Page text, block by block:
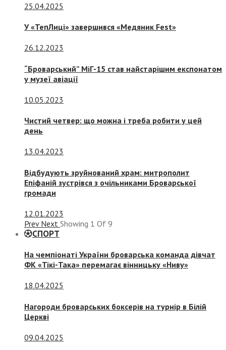
25.04.2025
У «ТепЛиці» завершився «Медяник Fest»
26.12.2023
“Броварський” МіГ-15 став найстарішим експонатом
у музеї авіації
10.05.2023
Чистий четвер: що можна і треба робити у цей
день
13.04.2023
Відбудують зруйнований храм: митрополит
Епіфаній зустрівся з очільниками Броварської
громади
12.01.2023
Prev Next Showing 1 Of 9
СПОРТ
На чемпіонаті України броварська команда дівчат
ФК «Тікі-Така» перемагає вінницьку «Ниву»
18.04.2025
Нагороди броварських боксерів на турнір в Білій
Церкві
09.04.2025